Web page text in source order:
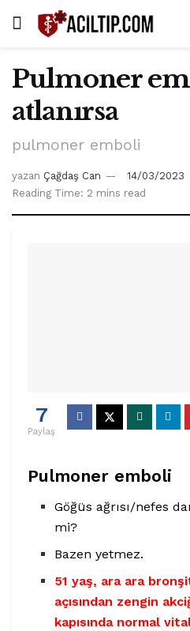
Pulmoner
atlanırsa
pulmoner emboli
yazan Çağdaş Can
14/03/2023
Reading Time: 2 mins read
7
Paylaş
Pulmoner emboli
Göğüs ağrısı/nefes
mi?
Bazen yetmez.
51 yaş, ara ara
açısından zengin
kapısında normal